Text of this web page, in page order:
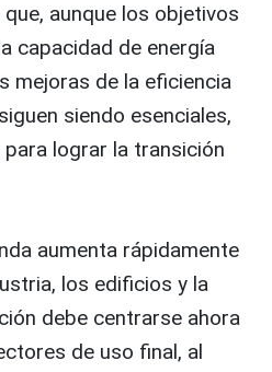
aunque los objetivos
capacidad de energía
mejoras de la eficiencia
siendo esenciales,
lograr la transición
aumenta rápidamente
los edificios y la
debe centrarse ahora
de uso final, al